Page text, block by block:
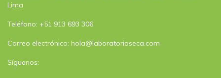
Lima
Teléfono: +51 913 693 306
Correo electrónico: hola@laboratorioseca.com
Síguenos: